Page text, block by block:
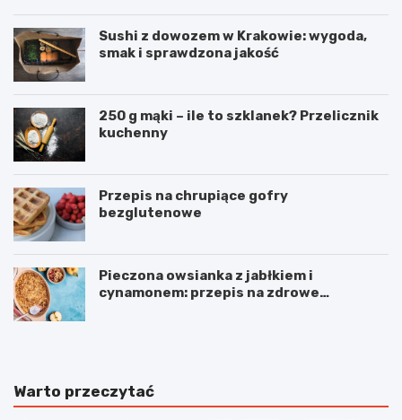
Sushi z dowozem w Krakowie: wygoda,
smak i sprawdzona jakość
250 g mąki – ile to szklanek? Przelicznik
kuchenny
Przepis na chrupiące gofry
bezglutenowe
Pieczona owsianka z jabłkiem i
cynamonem: przepis na zdrowe
Warto przeczytać